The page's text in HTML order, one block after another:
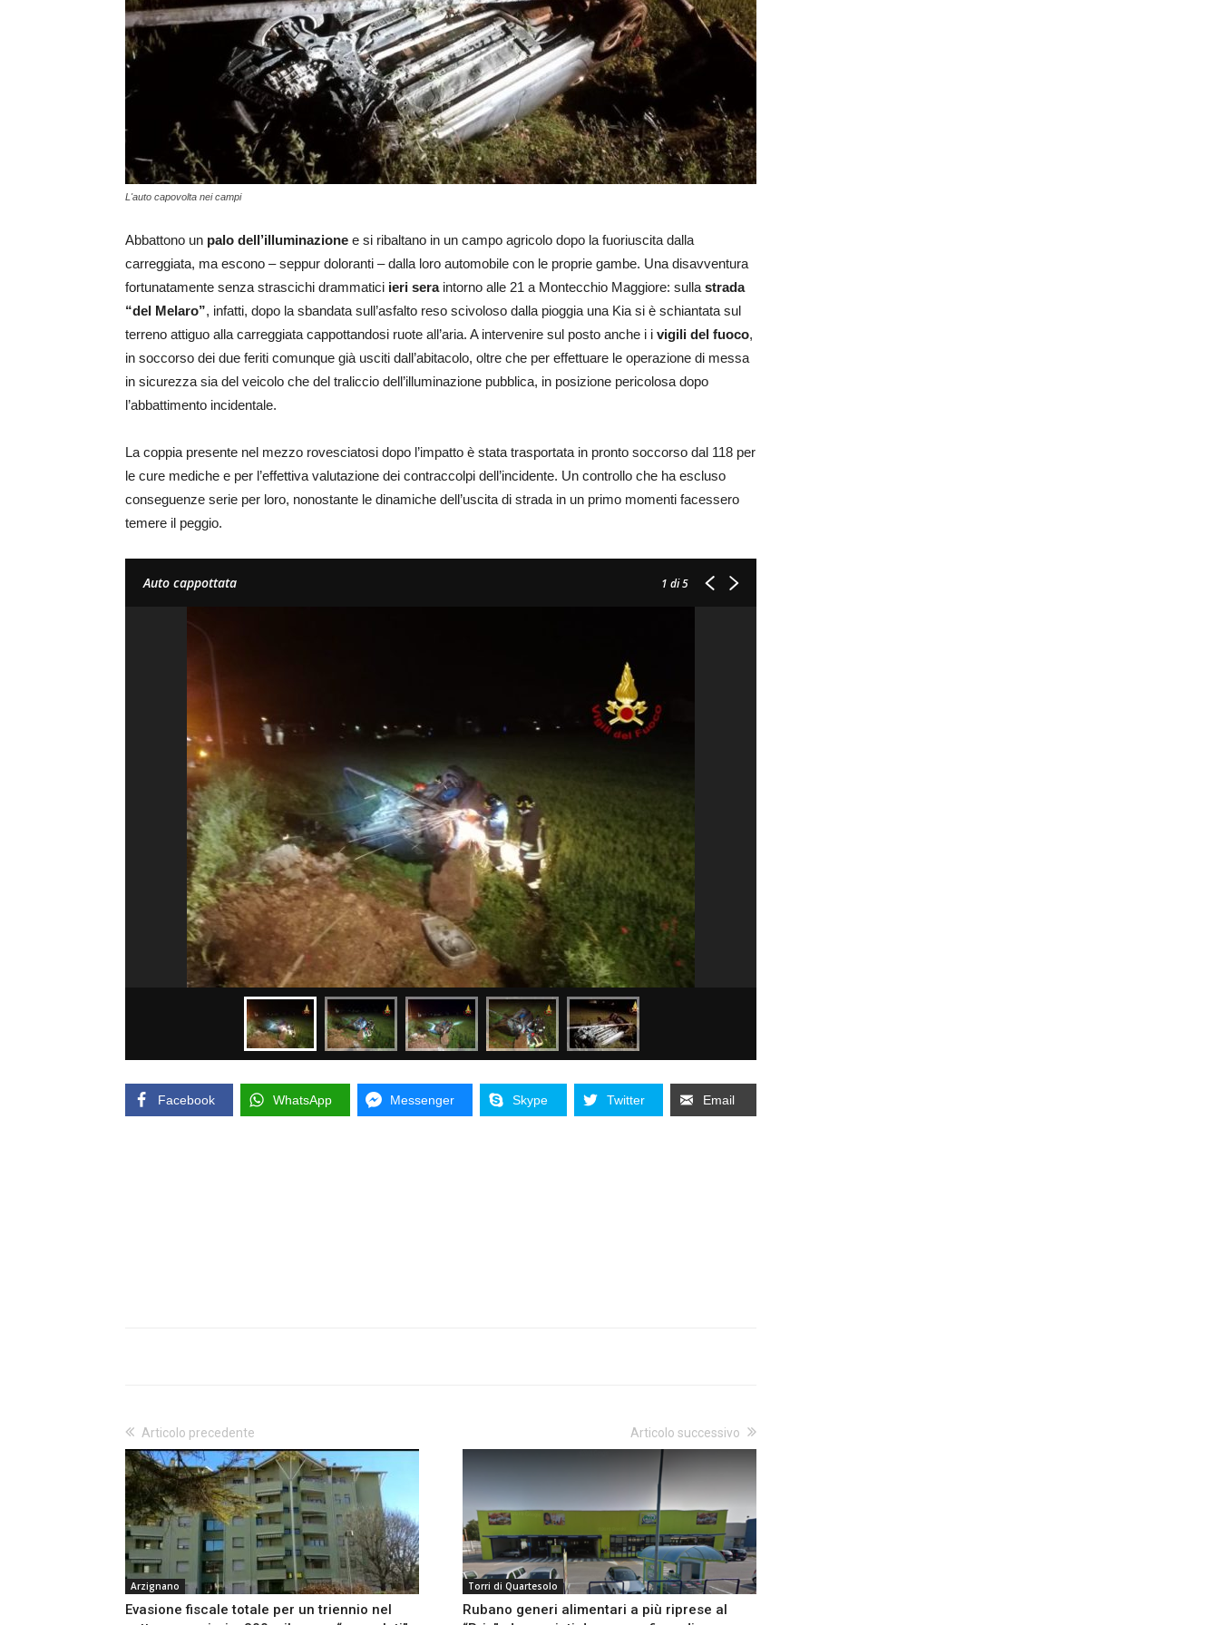
L'auto capovolta nei campi
Abbattono un palo dell’illuminazione e si ribaltano in un campo agricolo dopo la fuoriuscita dalla
carreggiata, ma escono – seppur doloranti – dalla loro automobile con le proprie gambe. Una disavventura
fortunatamente senza strascichi drammatici ieri seraintorno alle 21 a Montecchio Maggiore: sulla strada
“del Melaro”, infatti, dopo la sbandata sull’asfalto reso scivoloso dalla pioggia una Kia si è schiantata sul
terreno attiguo alla carreggiata cappottandosi ruote all’aria. A intervenire sul posto anche i i vigili del fuoco,
in soccorso dei due feriti comunque già usciti dall’abitacolo, oltre che per effettuare le operazione di messa
in sicurezza sia del veicolo che del traliccio dell’illuminazione pubblica, in posizione pericolosa dopo
l’abbattimento incidentale.
La coppia presente nel mezzo rovesciatosi dopo l’impatto è stata trasportata in pronto soccorso dal 118 per
le cure mediche e per l’effettiva valutazione dei contraccolpi dell’incidente. Un controllo che ha escluso
conseguenze serie per loro, nonostante le dinamiche dell’uscita di strada in un primo momenti facessero
temere il peggio.
Auto cappottata 1 di 5
Facebook WhatsApp Messenger Skype Twitter Email
Articolo precedente
Arzignano
Evasione fiscale totale per un triennio nel
Articolo successivo
Torri di Quartesolo
Rubano generi alimentari a più riprese al